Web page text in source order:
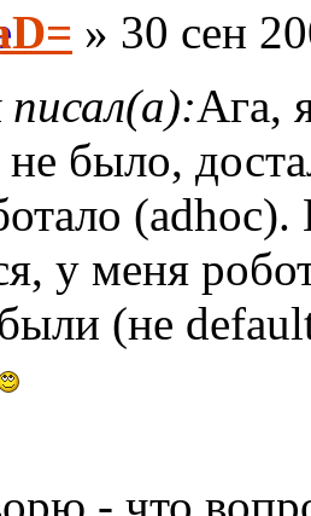
» 30 сен
Ага,
было,
у меня
(не